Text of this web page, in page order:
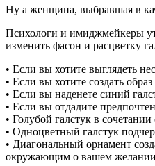
Ну а женщина, выбравшая в
Психологи и имиджмейкеры
изменить фасон и расцветку
• Если вы хотите выглядеть
• Если вы хотите создать
• Если вы наденете синий
• Если вы отдадите
• Голубой галстук в
• Одноцветный галстук
• Диагональный орнамент
окружающим о вашем